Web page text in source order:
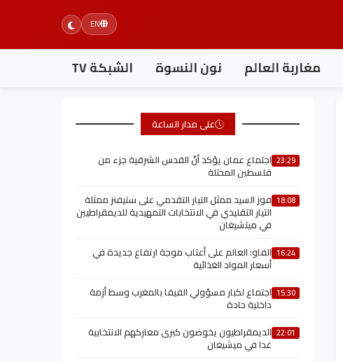
EN
مغاربة العالم نون النسوة الشبكة TV
على مدار الساعة
23:29 اجتماع عمان يؤكد أنّ القدس الشرقية جزء من
فلسطين المحتلة
18:08 فوز السيد ممثل التيار التقدمي على ستيفنز ممثلة
التيار التقليدي في الانتخابات التمهيدية للديمقراطيين
في ميتشيغان
16:24 الفاو: العالم على أعتاب موجة ارتفاع جديدة في
أسعار المواد الغذائية
15:30 اجتماع لكبار مسؤولي الفيفا بالمغرب وسط أزمة
داخلية حادة
22:01 الديمقراطيون يخوضون كبرى معاركهم الانتخابية
غدا في ميشيغان